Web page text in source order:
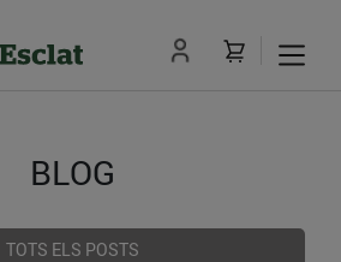
BLOG
TOTS ELS POSTS